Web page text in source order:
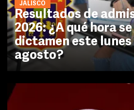
JALISCO
Resultados de
2026: ¿A qué hora
dictamen este lunes
agosto?